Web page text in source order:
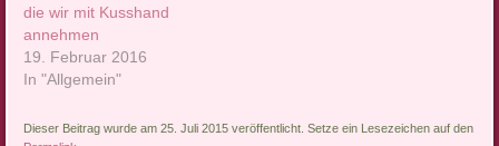
die wir mit Kusshand
annehmen
19. Februar 2016
In "Allgemein"
Dieser Beitrag wurde am 25. Juli 2015 veröffentlicht. Setze ein Lesezeichen auf den